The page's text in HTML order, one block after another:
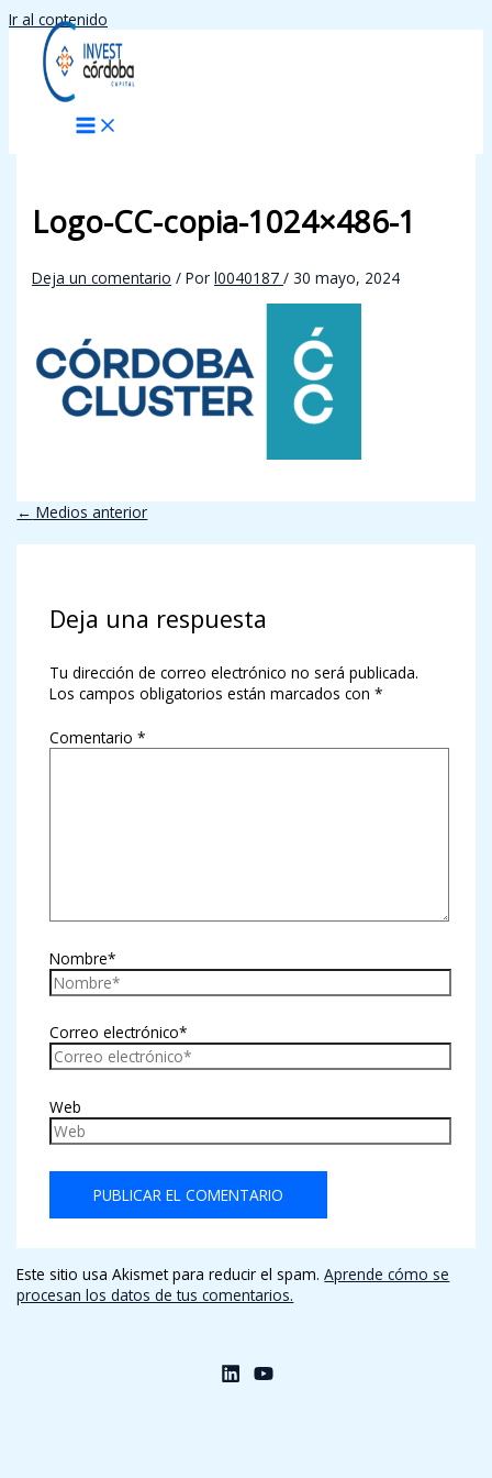
Ir al contenido
Logo-CC-copia-1024×486-1
Deja un comentario / Porl0040187/30 mayo, 2024
← Medios anterior
Deja una respuesta
Tu dirección de correo electrónico no será publicada.
Los campos obligatorios están marcados con *
Comentario *
Nombre*
Correo electrónico*
Web
Este sitio usa Akismet para reducir el spam.Aprende cómo se
procesan los datos de tus comentarios.